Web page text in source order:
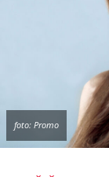
Ružičasti
ljubav
koristan
telesne
cirkulaciju.
su izložene